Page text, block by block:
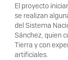
El proyecto
se realizan
del Sistema
Sánchez, quien
Tierra y con
artificiales.